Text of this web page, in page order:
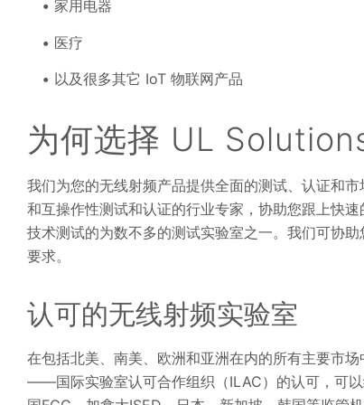
家用电器
医疗
以及很多其它 IoT 物联网产品
为何选择 UL
我们为您的无线射频产品提供全面的测试、认证和
和互操作性测试和认证的行业专家，协助您跟上快
技术测试的为数不多的测试实验室之一。我们可协
要求。
认可的无线射频实验室
在包括北美、南美、欧洲和亚洲在内的所有主要市
——国际实验室认可合作组织（ILAC）的认可，可